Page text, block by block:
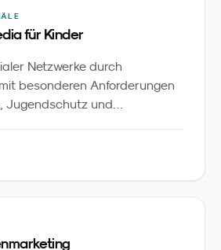
für Kinder
Netzwerke durch
besonderen Anforderungen
Jugendschutz und